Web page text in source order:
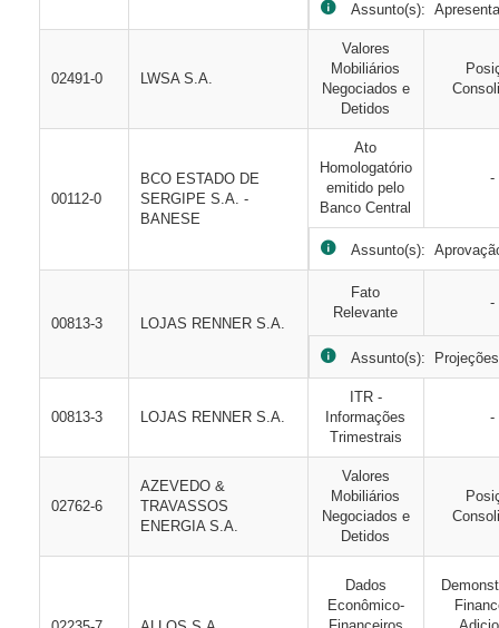
Assunto(s):
02491-0 LWSA S.A.
Valores
Mobiliários
Negociados e
Detidos
00112-0
BCO ESTADO DE
SERGIPE S.A. -
BANESE
Ato
Homologatório
emitido pelo
Banco Central
-
Assunto(s):
00813-3 LOJAS RENNER S.A.
Fato
Relevante
-
Assunto(s): Projeções
00813-3 LOJAS RENNER S.A.
ITR -
Informações
Trimestrais
-
02762-6
AZEVEDO &
TRAVASSOS
ENERGIA S.A.
Valores
Mobiliários
Negociados e
Detidos
Dados
Econômico-